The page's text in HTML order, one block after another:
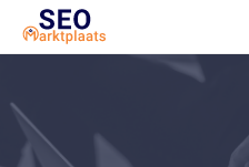
SEO tools
Marketeer bij